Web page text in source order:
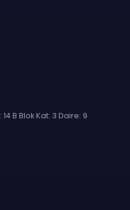
B Blok Kat: 3 Daire: 9